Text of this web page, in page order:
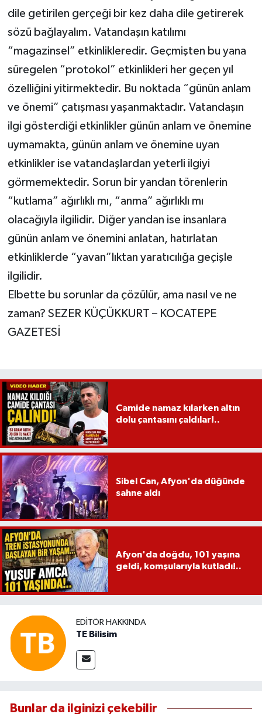
dile getirilen gerçeği bir kez daha dile getirerek
sözü bağlayalım. Vatandaşın katılımı
“magazinsel” etkinlikleredir. Geçmişten bu yana
süregelen “protokol” etkinlikleri her geçen yıl
özelliğini yitirmektedir. Bu noktada “günün anlam
ve önemi” çatışması yaşanmaktadır. Vatandaşın
ilgi gösterdiği etkinlikler günün anlam ve önemine
uymamakta, günün anlam ve önemine uyan
etkinlikler ise vatandaşlardan yeterli ilgiyi
görmemektedir. Sorun bir yandan törenlerin
“kutlama” ağırlıklı mı, “anma” ağırlıklı mı
olacağıyla ilgilidir. Diğer yandan ise insanlara
günün anlam ve önemini anlatan, hatırlatan
etkinliklerde “yavan”lıktan yaratıcılığa geçişle
ilgilidir.
Elbette bu sorunlar da çözülür, ama nasıl ve ne
zaman? SEZER KÜÇÜKKURT – KOCATEPE
GAZETESİ
Camide namaz kılarken altın
dolu çantasını çaldılar!..
Sibel Can, Afyon'da düğünde
sahne aldı
Afyon'da doğdu, 101 yaşına
geldi, komşularıyla kutladı!..
EDITÖR HAKKINDA
TE Bilisim
Bunlar da ilginizi çekebilir